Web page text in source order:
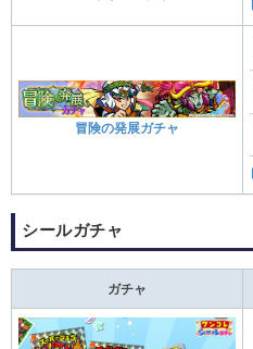
冒険の発展ガチャ
シールガチャ
ガチャ